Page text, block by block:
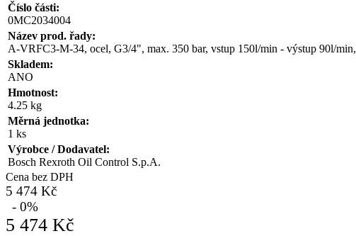
Číslo části:
0MC2034004
Název prod. řady:
A-VRFC3-M-34, ocel, G3/4", max. 350 bar, vstup 150l/min - výstup 90l/min,
Skladem:
ANO
Hmotnost:
4.25 kg
Měrná jednotka:
1 ks
Výrobce / Dodavatel:
Bosch Rexroth Oil Control S.p.A.
Cena bez DPH
5 474 Kč
- 0%
5 474 Kč